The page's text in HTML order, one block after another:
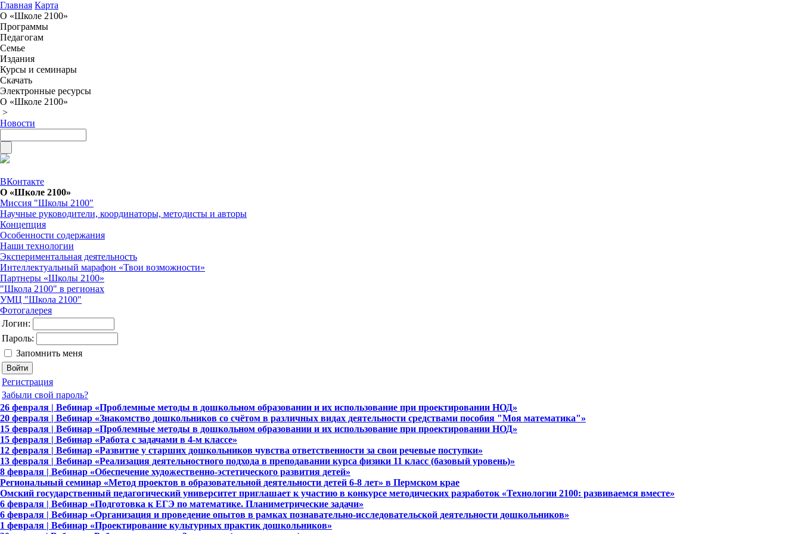
Главная Карта
О «Школе 2100»
Программы
Педагогам
Семье
Издания
Курсы и семинары
Скачать
Электронные ресурсы
О «Школе 2100»
>
Новости
ВКонтакте
О «Школе 2100»
Миссия "Школы 2100"
Научные руководители, координаторы, методисты и авторы
Концепция
Особенности содержания
Наши технологии
Экспериментальная деятельность
Интеллектуальный марафон «Твои возможности»
Партнеры «Школы 2100»
"Школа 2100" в регионах
УМЦ "Школа 2100"
Фотогалерея
Логин:
Пароль:
Запомнить меня
Регистрация
Забыли свой пароль?
26 февраля | Вебинар «Проблемные методы в дошкольном образовании и их использование при проектировании НОД»
20 февраля | Вебинар «Знакомство дошкольников со счётом в различных видах деятельности средствами пособия "Моя математика"»
15 февраля | Вебинар «Проблемные методы в дошкольном образовании и их использование при проектировании НОД»
15 февраля | Вебинар «Работа с задачами в 4-м классе»
12 февраля | Вебинар «Развитие у старших дошкольников чувства ответственности за свои речевые поступки»
13 февраля | Вебинар «Реализация деятельностного подхода в преподавании курса физики 11 класс (базовый уровень)»
8 февраля | Вебинар «Обеспечение художественно-эстетического развития детей»
Региональный семинар «Метод проектов в образовательной деятельности детей 6-8 лет» в Пермском крае
Омский государственный педагогический университет приглашает к участию в конкурсе методических разработок «Технологии 2100: развиваемся вместе»
6 февраля | Вебинар «Подготовка к ЕГЭ по математике. Планиметрические задачи»
6 февраля | Вебинар «Организация и проведение опытов в рамках познавательно-исследовательской деятельности дошкольников»
1 февраля | Вебинар «Проектирование культурных практик дошкольников»